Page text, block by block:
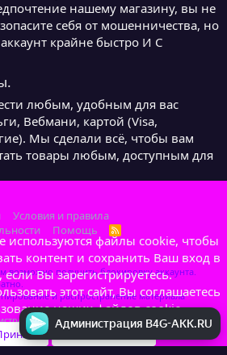
нашему магазину, вы не
себя от мошенничества, но
крайне быстро И С
любым, удобным для вас
Вебмани, картой (Visa,
Мы сделали всё, чтобы вам
товары любым, доступным для
Условия и правила
Помощь
R
S
получить блокировку аккаунта.
и распространение материала
используются файлы cookie, чтобы
контент и сохранить Ваш вход в
если Вы зарегистрируетесь.
этот сайт, Вы соглашаетесь
наших файлов cookie.
Узнать больше…
Администрация B4G-AKK.RU